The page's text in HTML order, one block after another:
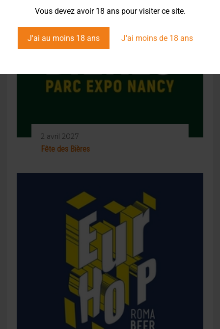
Vous devez avoir 18 ans pour visiter ce site.
J'ai au moins 18 ans J'ai moins de 18 ans
2 avril 2027
Fête des Bières